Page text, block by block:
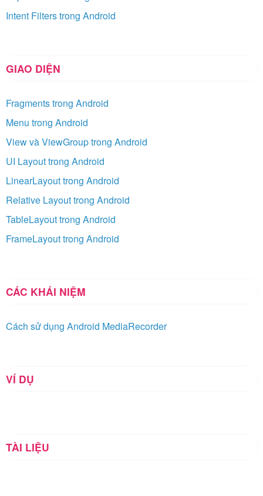
Intent Filters trong Android
GIAO DIỆN
Fragments trong Android
Menu trong Android
View và ViewGroup trong Android
UI Layout trong Android
LinearLayout trong Android
Relative Layout trong Android
TableLayout trong Android
FrameLayout trong Android
CÁC KHÁI NIỆM
Cách sử dụng Android MediaRecorder
VÍ DỤ
TÀI LIỆU